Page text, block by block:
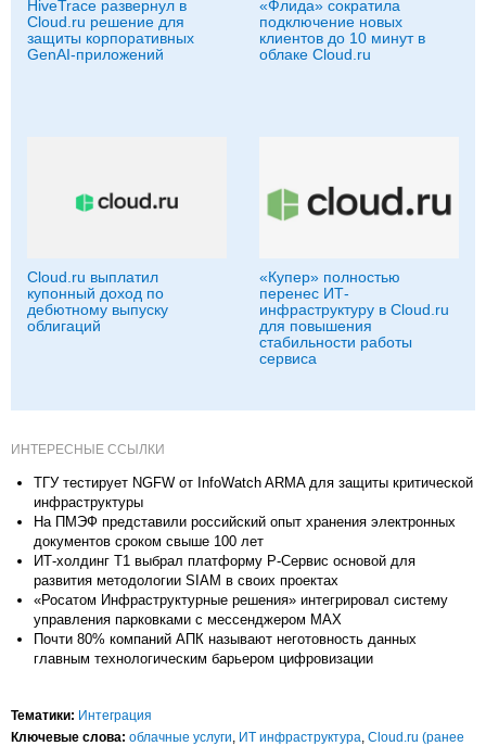
HiveTrace развернул в
Cloud.ru решение для
защиты корпоративных
GenAI-приложений
«Флида» сократила
подключение новых
клиентов до 10 минут в
облаке Cloud.ru
Cloud.ru выплатил
купонный доход по
дебютному выпуску
облигаций
«Купер» полностью
перенес ИТ-
инфраструктуру в Cloud.ru
для повышения
стабильности работы
сервиса
ИНТЕРЕСНЫЕ ССЫЛКИ
ТГУ тестирует NGFW от InfoWatch ARMA для защиты критической
инфраструктуры
На ПМЭФ представили российский опыт хранения электронных
документов сроком свыше 100 лет
ИТ-холдинг Т1 выбрал платформу Р-Сервис основой для
развития методологии SIAM в своих проектах
«Росатом Инфраструктурные решения» интегрировал систему
управления парковками с мессенджером МАХ
Почти 80% компаний АПК называют неготовность данных
главным технологическим барьером цифровизации
Тематики: Интеграция
Ключевые слова: облачные услуги, ИТ инфраструктура, Cloud.ru (ранее